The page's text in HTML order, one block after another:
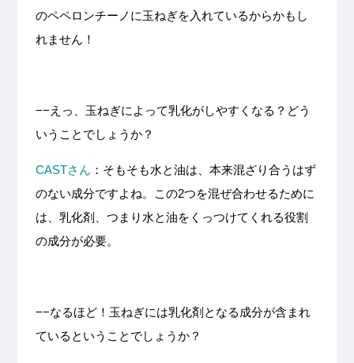
のペペロンチーノに玉ねぎを入れているからかもし
れません！
−−えっ、玉ねぎによって乳化がしやすくなる？どう
いうことでしょうか？
CASTさん ：そもそも水と油は、本来混ざり合うはず
のない成分ですよね。この2つを混ぜ合わせるために
は、乳化剤、つまり水と油をくっつけてくれる役割
の成分が必要。
−−なるほど！玉ねぎには乳化剤となる成分が含まれ
ているということでしょうか？